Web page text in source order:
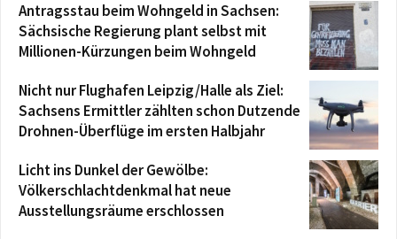
Antragsstau beim Wohngeld in Sachsen:
Sächsische Regierung plant selbst mit
Millionen-Kürzungen beim Wohngeld
Nicht nur Flughafen Leipzig/Halle als Ziel:
Sachsens Ermittler zählten schon Dutzende
Drohnen-Überflüge im ersten Halbjahr
Licht ins Dunkel der Gewölbe:
Völkerschlachtdenkmal hat neue
Ausstellungsräume erschlossen